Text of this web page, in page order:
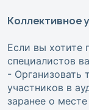
Коллективное
Если вы хотите
специалистов
- Организовать
участников в
заранее о